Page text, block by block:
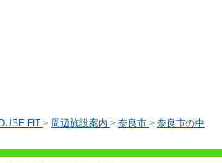
FIT > 周辺施設案内 > 奈良市 > 奈良市の中